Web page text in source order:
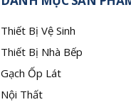
Thiết Bị Vệ Sinh
Thiết Bị Nhà Bếp
Gạch Ốp Lát
Nội Thất